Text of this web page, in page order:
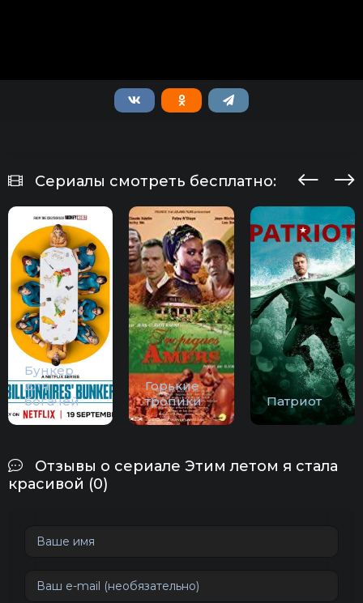
Сериалы смотреть бесплатно:
Бункер
для
богачей
Горькие
тропики
Патриот
Отзывы о сериале Этим летом я стала
красивой (0)